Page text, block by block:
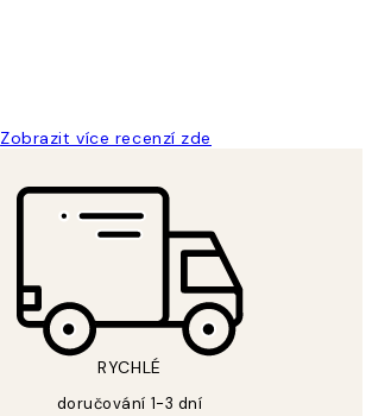
Zobrazit více recenzí zde
RYCHLÉ
doručování 1-3 dní